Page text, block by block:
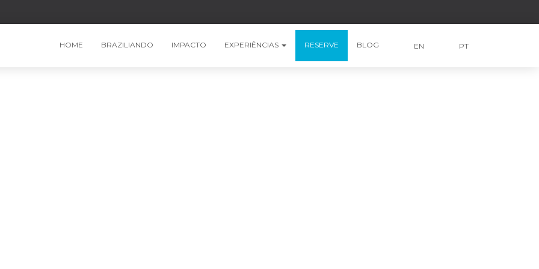
HOME BRAZILIANDO IMPACTO EXPERIÊNCIAS RESERVE BLOG EN PT